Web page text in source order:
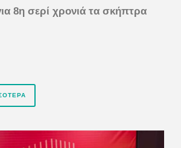
8η σερί χρονιά τα σκήπτρα